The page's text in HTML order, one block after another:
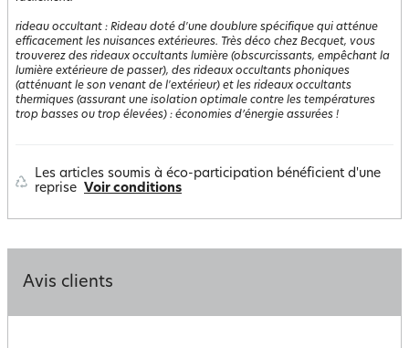
rideau occultant : Rideau doté d'une doublure spécifique qui atténue
efficacement les nuisances extérieures. Très déco chez Becquet, vous
trouverez des rideaux occultants lumière (obscurcissants, empêchant la
lumière extérieure de passer), des rideaux occultants phoniques
(atténuant le son venant de l'extérieur) et les rideaux occultants
thermiques (assurant une isolation optimale contre les températures
trop basses ou trop élevées) : économies d’énergie assurées !
Les articles soumis à éco-participation bénéficient d'une
reprise Voir conditions
Avis clients